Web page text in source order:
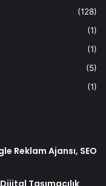
(128)
(1)
(1)
(5)
(1)
Reklam Ajansı, SEO
Taşımacılık